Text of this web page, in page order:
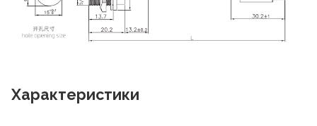
Характеристики